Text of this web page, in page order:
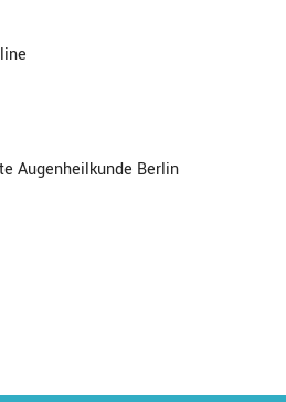
Augenheilkunde Berlin